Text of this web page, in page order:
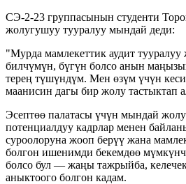
СЭ-2-23 группасынын студенти
жолугушуу тууралуу мындай деди:
"Мурда мамлекеттик аудит
билчүмүн, бүгүн болсо анын
терең түшүндүм. Мен өзүм үчүн
маанисин дагы бир жолу тастыктап
Эсептөө палатасы үчүн мындай
потенциалдуу кадрлар менен
суроолоруна жооп берүү жана
болгон ишенимди бекемдөө
болсо бул — жаңы тажрыйба,
аныктоого болгон кадам.